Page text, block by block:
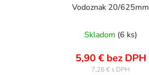
Vodoznak 20/625mm
Skladom (6 ks)
5,90 € bez DPH
7,26 €